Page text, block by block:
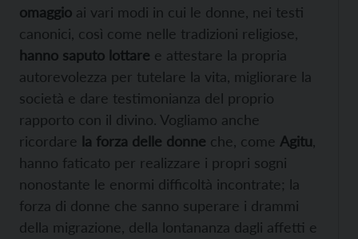
omaggio ai vari modi in cui le donne, nei testi
canonici, così come nelle tradizioni religiose,
hanno saputo lottare e attestare la propria
autorevolezza per tutelare la vita, migliorare la
società e dare testimonianza del proprio
rapporto con il divino. Vogliamo anche
ricordare la forza delle donne che, come Agitu
hanno faticato per realizzare i propri sogni
nonostante le enormi difficoltà incontrate; la
forza di donne che sanno superare i drammi
della migrazione, della lontananza dagli affetti e